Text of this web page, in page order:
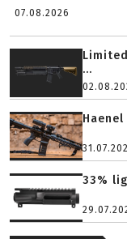
07.08.2026
...
33%